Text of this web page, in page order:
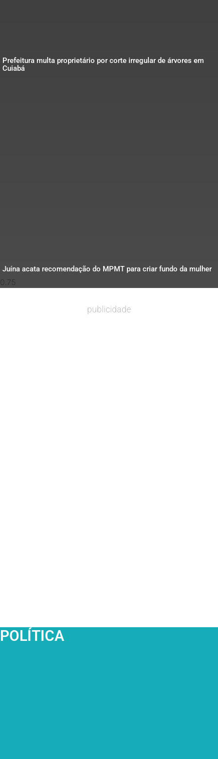
Prefeitura multa proprietário por corte irregular de árvores em
Cuiabá
Juína acata recomendação do MPMT para criar fundo da mulher
publicidade
POLÍTICA